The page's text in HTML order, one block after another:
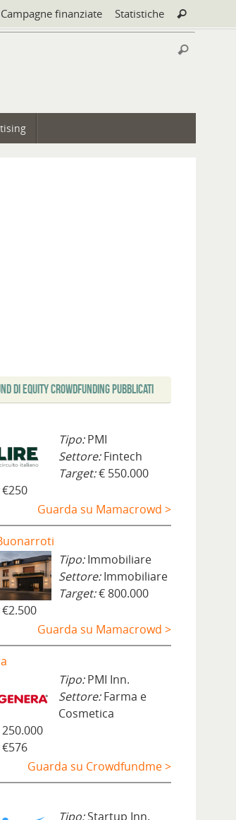
Campagne finanziate Statistiche Cerca
Cerca
di Equity Crowdfunding Pubblicati
Tipo:PMI
Settore:Fintech
Target:€ 550.000
€250
Guarda su Mamacrowd >
Tipo:Immobiliare
Settore:Immobiliare
Target:€ 800.000
€2.500
Guarda su Mamacrowd >
Tipo:PMI Inn.
Settore:Farma e
Cosmetica
€576
Guarda su Crowdfundme >
Tipo:Startup Inn.